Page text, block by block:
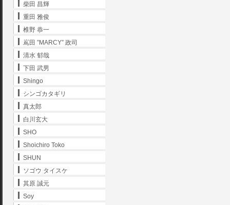
柴田 昌輝
重田 雅俊
椎野 恭一
嶌田 ”MARCY” 政司
清水 郁哉
下田 武男
Shingo
シンゴカタギリ
真太郎
白川玄大
SHO
Shoichiro Toko
SHUN
ソゴウ タイスケ
其原 誠元
Soy